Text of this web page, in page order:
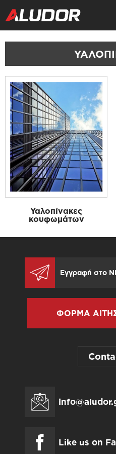
Υαλοπίνακες
κουφωμάτων
ΦΟΡΜΑ
Like us on